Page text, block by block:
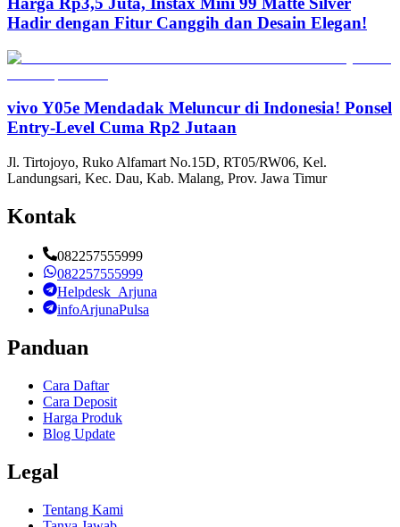
Hadir dengan Fitur Canggih dan Desain Elegan!
vivo Y05e Mendadak Meluncur di Indonesia! Ponsel
Entry-Level Cuma Rp2 Jutaan
Jl. Tirtojoyo, Ruko Alfamart No.15D, RT05/RW06, Kel.
Landungsari, Kec. Dau, Kab. Malang, Prov. Jawa Timur
Kontak
082257555999
082257555999
Helpdesk_Arjuna
infoArjunaPulsa
Panduan
Cara Daftar
Cara Deposit
Harga Produk
Blog Update
Legal
Tentang Kami